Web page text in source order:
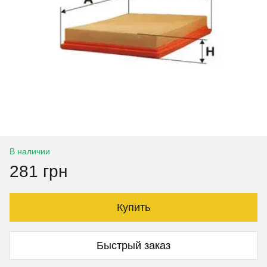
В наличии
281 грн
Купить
Быстрый заказ